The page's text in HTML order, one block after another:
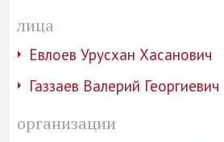
лица
Евлоев Урусхан Хасанович
Газзаев Валерий Георгиевич
организации